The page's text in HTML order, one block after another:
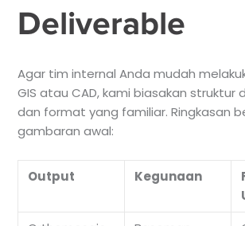
Deliverable
Agar tim internal Anda mudah
GIS atau CAD, kami biasakan struktur
dan format yang familiar. Ringkasan
gambaran awal:
Output Kegunaan